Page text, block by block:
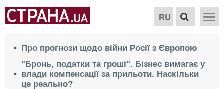
RU
Про прогнози щодо війни Росії з Європою
"Бронь, податки та гроші". Бізнес вимагає у
влади компенсації за прильоти. Наскільки
це реально?